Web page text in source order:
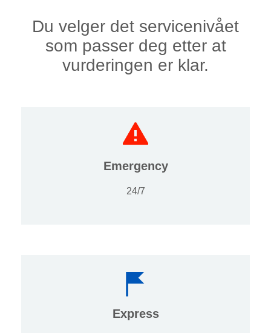
Du velger det servicenivået
som passer deg etter at
vurderingen er klar.
Emergency
24/7
Express